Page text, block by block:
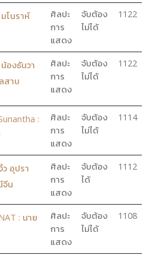
โนราห์
ศิลปะ
การ
แสดง
จับต้อง
ไม่ได้
1122
องธันวา
สาบ
ศิลปะ
การ
แสดง
จับต้อง
ไม่ได้
1122
:
ศิลปะ
การ
แสดง
จับต้อง
ไม่ได้
1114
อุปรา
จีน
ศิลปะ
การ
แสดง
จับต้อง
ได้
1112
: นาย
ศิลปะ
การ
แสดง
จับต้อง
ไม่ได้
1108